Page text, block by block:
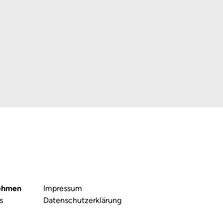
Impressum
Datenschutzerklärung